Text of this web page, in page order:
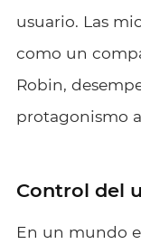
usuario. Las
como un
Robin,
protagonismo
Control del
En un mundo